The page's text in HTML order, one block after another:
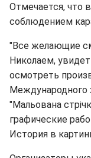
Отмечается, что
соблюдением
"Все желающие
Николаем,
осмотреть
Международного
"Мальована
графические
История в